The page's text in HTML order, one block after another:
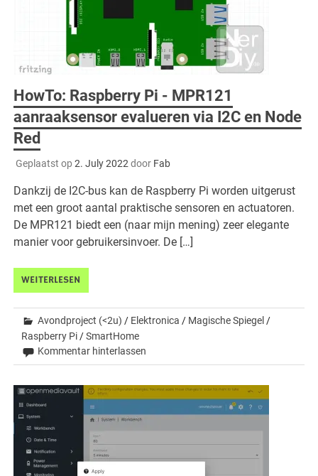
HowTo: Raspberry Pi - MPR121
aanraaksensor evalueren via I2C en Node
Red
Geplaatst op 2. July 2022 door Fab
Dankzij de I2C-bus kan de Raspberry Pi worden uitgerust
met een groot aantal praktische sensoren en actuatoren.
De MPR121 biedt een (naar mijn mening) zeer elegante
manier voor gebruikersinvoer. De […]
WEITERLESEN
Avondproject (<2u) / Elektronica / Magische Spiegel /
Raspberry Pi /SmartHome
Kommentar hinterlassen